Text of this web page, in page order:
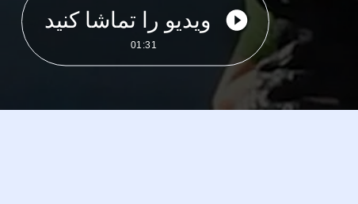
ویدیو را تماشا کنید
01:31